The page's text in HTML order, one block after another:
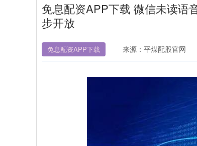
免息配资APP下载 微信未读语
步开放
免息配资APP下载 来源：平煤配股官网